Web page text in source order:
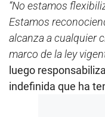
“No estamos
Estamos
alcanza a cualquier
marco de la ley
luego
indefinida que ha